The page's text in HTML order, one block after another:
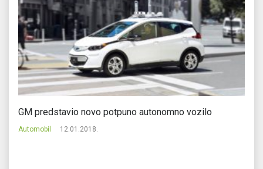
GM predstavio novo potpuno autonomno vozilo
Automobil 12.01.2018.